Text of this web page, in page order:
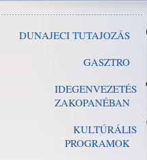
DUNAJECI TUTAJOZÁS
GASZTRO
IDEGENVEZETÉS
ZAKOPANÉBAN
KULTÚRÁLIS
PROGRAMOK